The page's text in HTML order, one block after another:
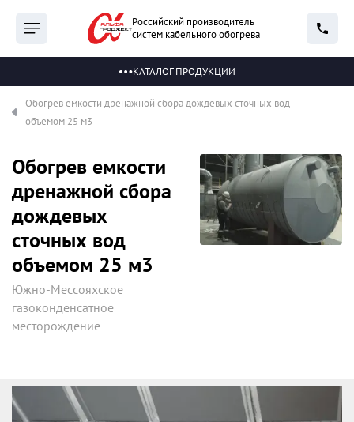
Российский производитель
систем кабельного обогрева
КАТАЛОГ ПРОДУКЦИИ
Обогрев емкости дренажной сбора дождевых сточных вод
объемом 25 м3
Обогрев емкости
дренажной сбора
дождевых
сточных вод
объемом 25 м3
Южно-Мессояхское
газоконденсатное
месторождение